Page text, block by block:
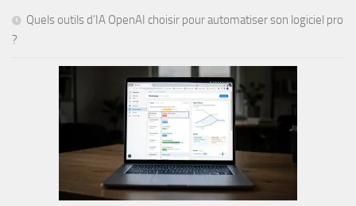
Quels outils d’IA OpenAI choisir pour automatiser son logiciel pro
?